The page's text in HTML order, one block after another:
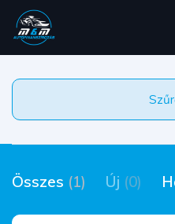
Összes (1) Új (0)